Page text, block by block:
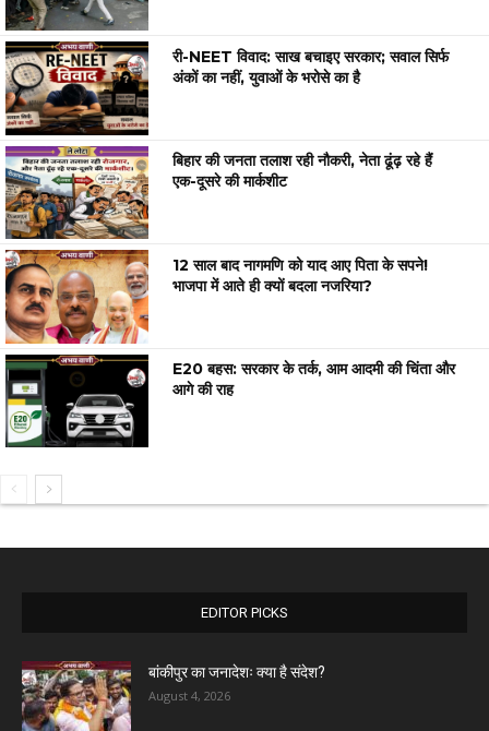
री-NEET विवाद: साख बचाइए सरकार; सवाल सिर्फ
अंकों का नहीं, युवाओं के भरोसे का है
बिहार की जनता तलाश रही नौकरी, नेता ढूंढ़ रहे हैं
एक-दूसरे की मार्कशीट
12 साल बाद नागमणि को याद आए पिता के सपने!
भाजपा में आते ही क्यों बदला नजरिया?
E20 बहस: सरकार के तर्क, आम आदमी की चिंता और
आगे की राह
EDITOR PICKS
बांकीपुर का जनादेशः क्या है संदेश?
August 4, 2026